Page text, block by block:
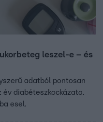
leszel-e – és
adatból pontosan
diabéteszkockázata.
esel.